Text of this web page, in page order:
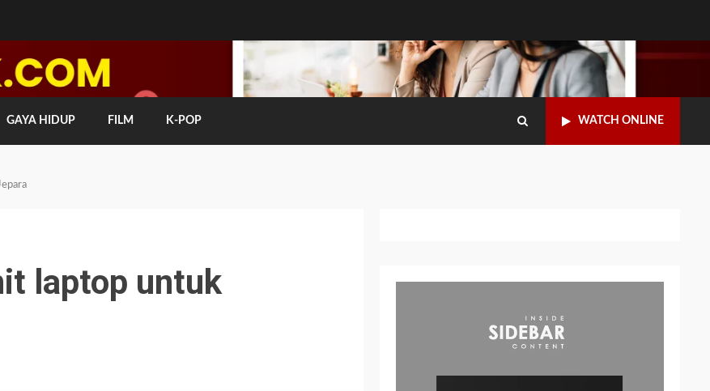
GAYA HIDUP FILM K-POP WATCH ONLINE
laptop untuk